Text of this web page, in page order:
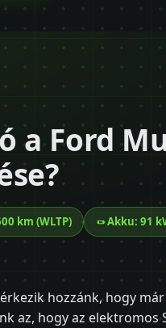
a Ford
km (WLTP) Akku: 91
hozzánk, hogy
az, hogy az elektromos